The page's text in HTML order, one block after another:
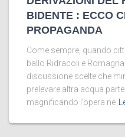
BIDENTE : ECCO
PROPAGANDA
Come sempre, quando
ballo Ridracoli e
discussione scelte che
prelevare altra acqua
magnificando l’opera ne